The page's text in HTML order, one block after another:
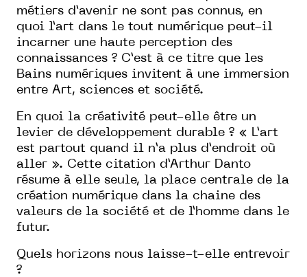
métiers d’avenir ne sont pas connus, en
quoi l’art dans le tout numérique peut-il
incarner une haute perception des
connaissances ? C’est à ce titre que les
Bains numériques invitent à une immersion
entre Art, sciences et société.
En quoi la créativité peut-elle être un
levier de développement durable ? « L’art
est partout quand il n’a plus d’endroit où
aller ». Cette citation d’Arthur Danto
résume à elle seule, la place centrale de la
création numérique dans la chaine des
valeurs de la société et de l’homme dans le
futur.
Quels horizons nous laisse-t-elle entrevoir
?